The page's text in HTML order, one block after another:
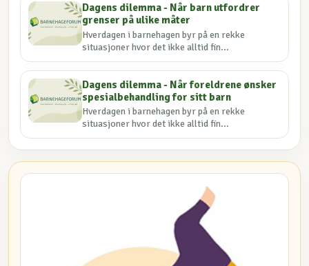
Dagens dilemma - Når barn utfordrer
grenser på ulike måter
Hverdagen i barnehagen byr på en rekke
situasjoner hvor det ikke alltid fin...
Dagens dilemma - Når foreldrene ønsker
spesialbehandling for sitt barn
Hverdagen i barnehagen byr på en rekke
situasjoner hvor det ikke alltid fin...